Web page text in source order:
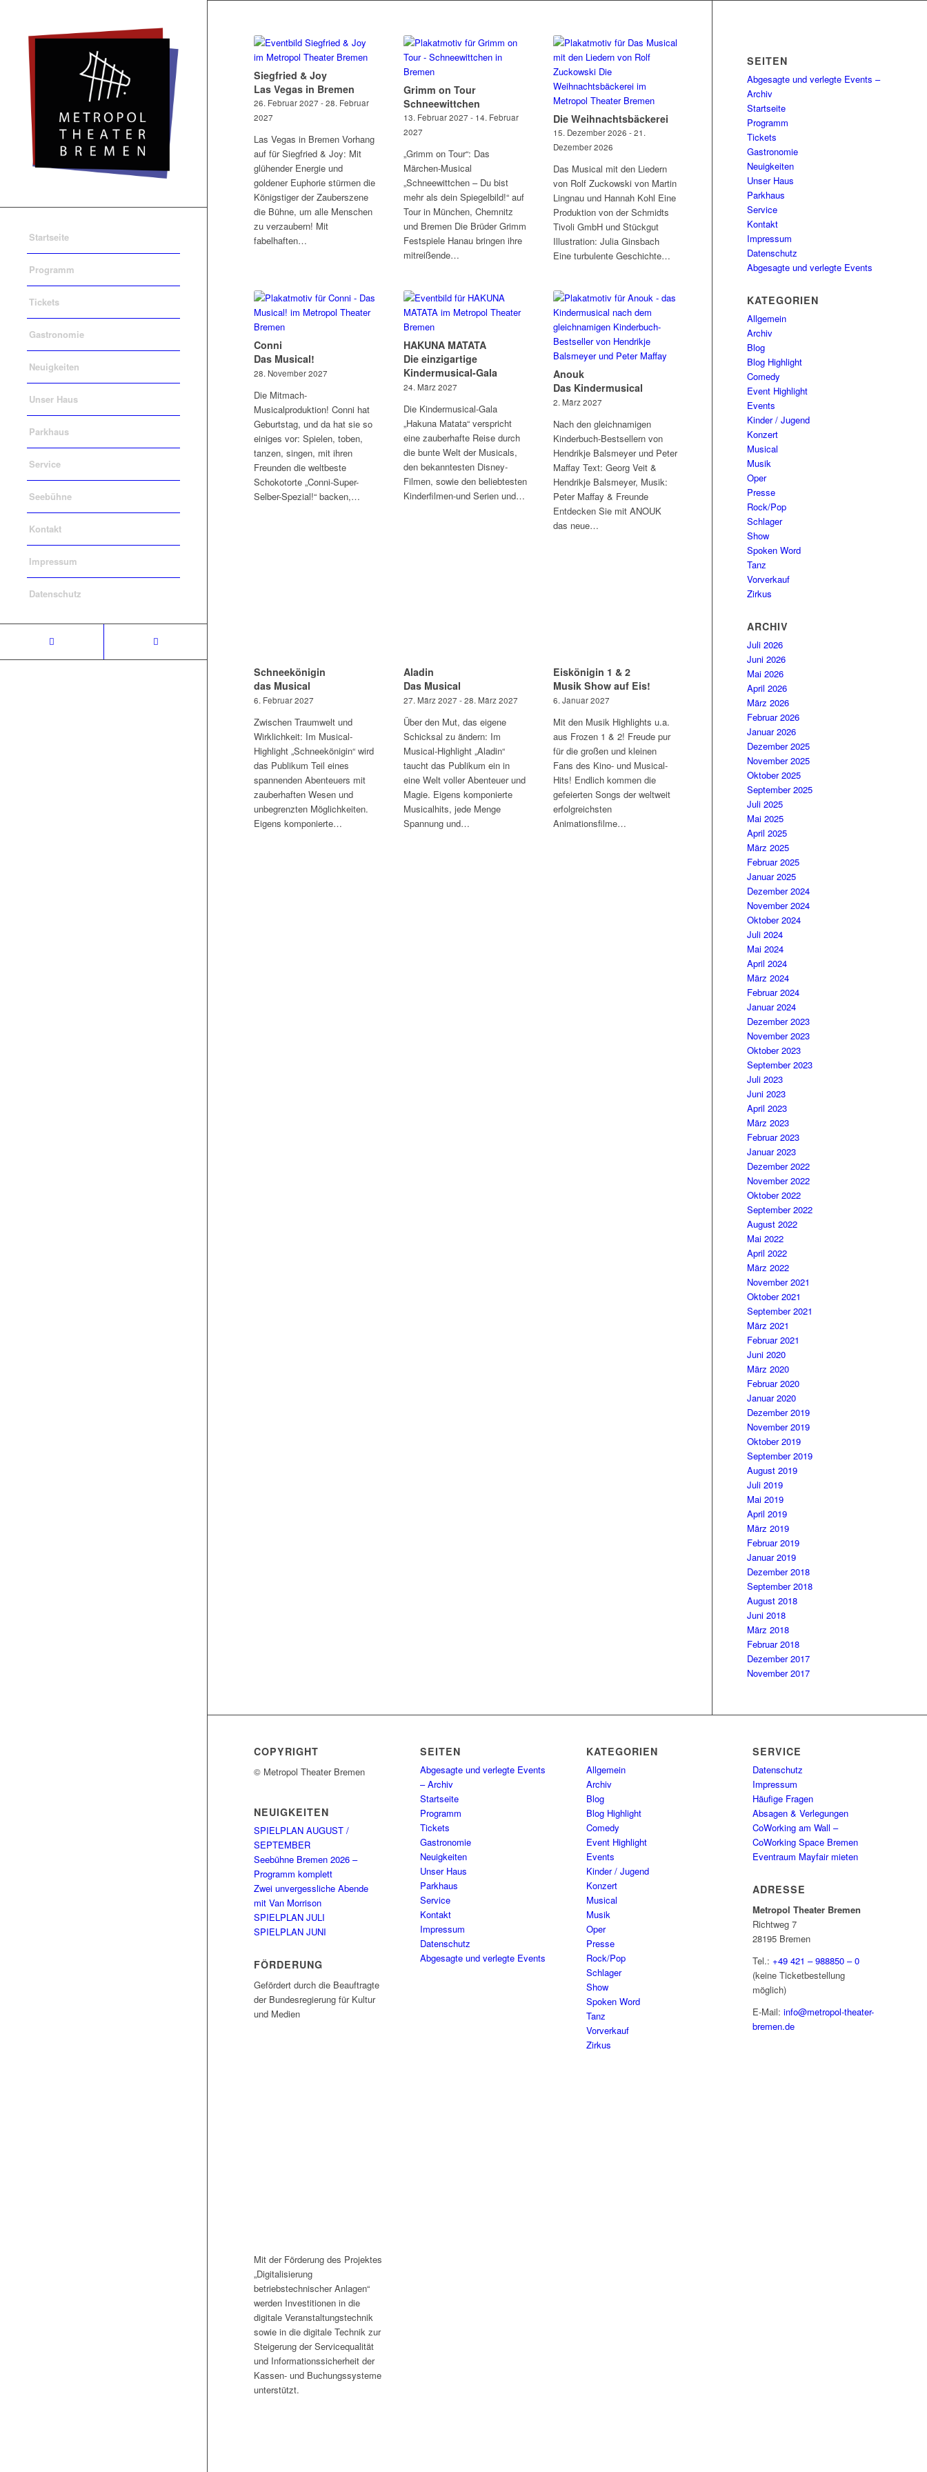
Startseite
Programm
Tickets
Gastronomie
Neuigkeiten
Unser Haus
Parkhaus
Service
Seebühne
Kontakt
Impressum
Datenschutz
Siegfried & Joy
Las Vegas in Bremen
26. Februar 2027 - 28. Februar
2027
Las Vegas in Bremen Vorhang
auf für Siegfried & Joy: Mit
glühender Energie und
goldener Euphorie stürmen die
Königstiger der Zauberszene
die Bühne, um alle Menschen
zu verzaubern! Mit
fabelhaften…
Grimm on Tour
Schneewittchen
13. Februar 2027 - 14. Februar
2027
„Grimm on Tour“: Das
Märchen-Musical
„Schneewittchen – Du bist
mehr als dein Spiegelbild!“ auf
Tour in München, Chemnitz
und Bremen Die Brüder Grimm
Festspiele Hanau bringen ihre
mitreißende…
Die Weihnachtsbäckerei
15. Dezember 2026 - 21.
Dezember 2026
Das Musical mit den Liedern
von Rolf Zuckowski von Martin
Lingnau und Hannah Kohl Eine
Produktion von der Schmidts
Tivoli GmbH und Stückgut
Illustration: Julia Ginsbach
Eine turbulente Geschichte…
Conni
Das Musical!
28. November 2027
Die Mitmach-
Musicalproduktion! Conni hat
Geburtstag, und da hat sie so
einiges vor: Spielen, toben,
tanzen, singen, mit ihren
Freunden die weltbeste
Schokotorte „Conni-Super-
Selber-Spezial!“ backen,…
HAKUNA MATATA
Die einzigartige
Kindermusical-Gala
24. März 2027
Die Kindermusical-Gala
„Hakuna Matata“ verspricht
eine zauberhafte Reise durch
die bunte Welt der Musicals,
den bekanntesten Disney-
Filmen, sowie den beliebtesten
Kinderfilmen-und Serien und…
Anouk
Das Kindermusical
2. März 2027
Nach den gleichnamigen
Kinderbuch-Bestsellern von
Hendrikje Balsmeyer und Peter
Maffay Text: Georg Veit &
Hendrikje Balsmeyer, Musik:
Peter Maffay & Freunde
Entdecken Sie mit ANOUK
das neue…
Schneekönigin
das Musical
6. Februar 2027
Zwischen Traumwelt und
Wirklichkeit: Im Musical-
Highlight „Schneekönigin“ wird
das Publikum Teil eines
spannenden Abenteuers mit
zauberhaften Wesen und
unbegrenzten Möglichkeiten.
Eigens komponierte…
Aladin
Das Musical
27. März 2027 - 28. März 2027
Über den Mut, das eigene
Schicksal zu ändern: Im
Musical-Highlight „Aladin“
taucht das Publikum ein in
eine Welt voller Abenteuer und
Magie. Eigens komponierte
Musicalhits, jede Menge
Spannung und…
Eiskönigin 1 & 2
Musik Show auf Eis!
6. Januar 2027
Mit den Musik Highlights u.a.
aus Frozen 1 & 2! Freude pur
für die großen und kleinen
Fans des Kino- und Musical-
Hits! Endlich kommen die
gefeierten Songs der weltweit
erfolgreichsten
Animationsfilme…
SEITEN
Abgesagte und verlegte Events –
Archiv
Startseite
Programm
Tickets
Gastronomie
Neuigkeiten
Unser Haus
Parkhaus
Service
Kontakt
Impressum
Datenschutz
Abgesagte und verlegte Events
KATEGORIEN
Allgemein
Archiv
Blog
Blog Highlight
Comedy
Event Highlight
Events
Kinder / Jugend
Konzert
Musical
Musik
Oper
Presse
Rock/Pop
Schlager
Show
Spoken Word
Tanz
Vorverkauf
Zirkus
ARCHIV
Juli 2026
Juni 2026
Mai 2026
April 2026
März 2026
Februar 2026
Januar 2026
Dezember 2025
November 2025
Oktober 2025
September 2025
Juli 2025
Mai 2025
April 2025
März 2025
Februar 2025
Januar 2025
Dezember 2024
November 2024
Oktober 2024
Juli 2024
Mai 2024
April 2024
März 2024
Februar 2024
Januar 2024
Dezember 2023
November 2023
Oktober 2023
September 2023
Juli 2023
Juni 2023
April 2023
März 2023
Februar 2023
Januar 2023
Dezember 2022
November 2022
Oktober 2022
September 2022
August 2022
Mai 2022
April 2022
März 2022
November 2021
Oktober 2021
September 2021
März 2021
Februar 2021
Juni 2020
März 2020
Februar 2020
Januar 2020
Dezember 2019
November 2019
Oktober 2019
September 2019
August 2019
Juli 2019
Mai 2019
April 2019
März 2019
Februar 2019
Januar 2019
Dezember 2018
September 2018
August 2018
Juni 2018
März 2018
Februar 2018
Dezember 2017
November 2017
COPYRIGHT
© Metropol Theater Bremen
NEUIGKEITEN
SPIELPLAN AUGUST /
SEPTEMBER
Seebühne Bremen 2026 –
Programm komplett
Zwei unvergessliche Abende
mit Van Morrison
SPIELPLAN JULI
SPIELPLAN JUNI
FÖRDERUNG
Gefördert durch die Beauftragte
der Bundesregierung für Kultur
und Medien
Mit der Förderung des Projektes
„Digitalisierung
betriebstechnischer Anlagen“
werden Investitionen in die
digitale Veranstaltungstechnik
sowie in die digitale Technik zur
Steigerung der Servicequalität
und Informationssicherheit der
Kassen- und Buchungssysteme
unterstützt.
SEITEN
Abgesagte und verlegte Events
– Archiv
Startseite
Programm
Tickets
Gastronomie
Neuigkeiten
Unser Haus
Parkhaus
Service
Kontakt
Impressum
Datenschutz
Abgesagte und verlegte Events
KATEGORIEN
Allgemein
Archiv
Blog
Blog Highlight
Comedy
Event Highlight
Events
Kinder / Jugend
Konzert
Musical
Musik
Oper
Presse
Rock/Pop
Schlager
Show
Spoken Word
Tanz
Vorverkauf
Zirkus
SERVICE
Datenschutz
Impressum
Häufige Fragen
Absagen & Verlegungen
CoWorking am Wall –
CoWorking Space Bremen
Eventraum Mayfair mieten
ADRESSE
Metropol Theater Bremen
Richtweg 7
28195 Bremen
Tel.: +49 421 – 988850 – 0
(keine Ticketbestellung
möglich)
E-Mail: info@metropol-theater-
bremen.de